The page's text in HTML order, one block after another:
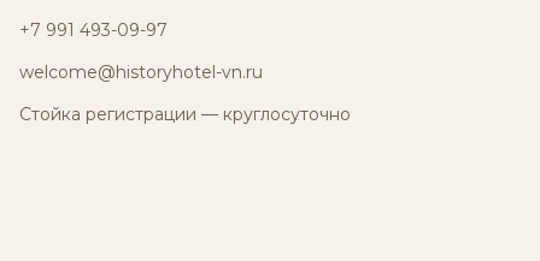
+7 991 493-09-97
welcome@historyhotel-vn.ru
Стойка регистрации — круглосуточно